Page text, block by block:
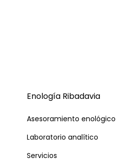
Enología Ribadavia
Asesoramiento enológico
Laboratorio analítico
Servicios